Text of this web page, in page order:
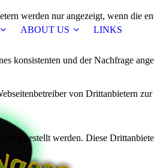
ABOUT US LINKS
werden nur angezeigt, wenn die
konsistenten und der Nachfrage
von Drittanbietern
gestellt werden. Diese